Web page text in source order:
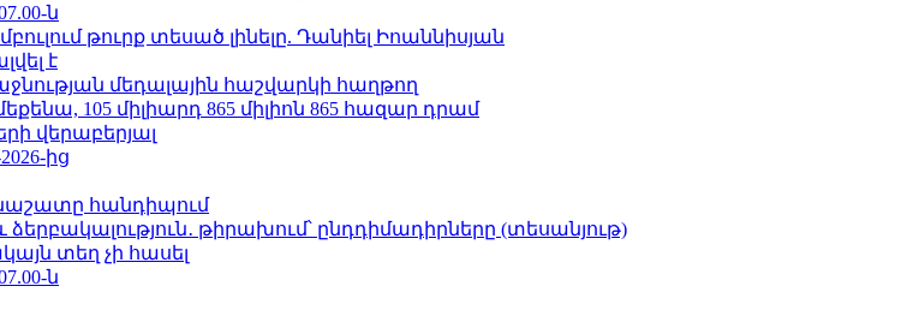
ն
թուրք տեսած լինելը. Դանիել Իոաննիսյան
է
մեդալային հաշվարկի հաղթող
105 միլիարդ 865 միլիոն 865 հազար դրամ
վերաբերյալ
ից
հանդիպում
թիրախում՝ ընդդիմադիրները (տեսանյութ)
տեղ չի հասել
ն